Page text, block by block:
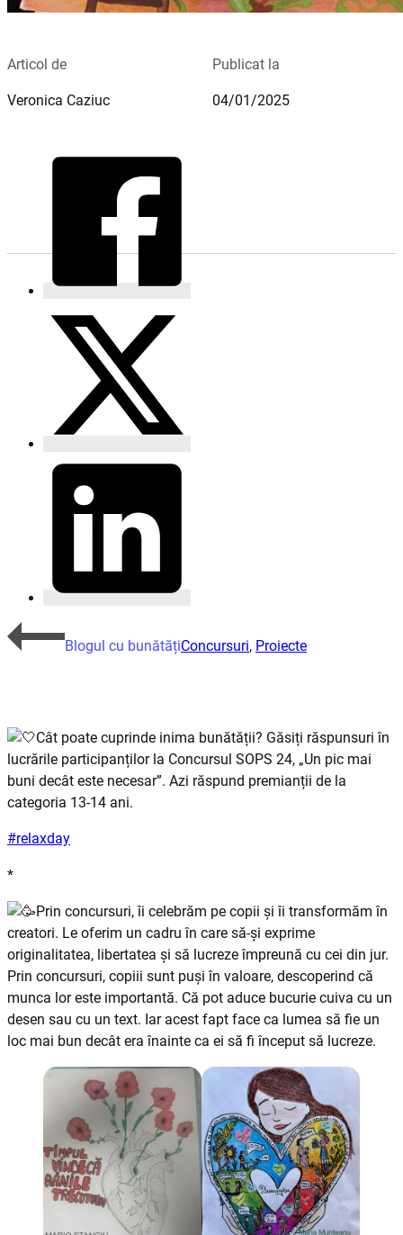
Articol de
Veronica Caziuc
Publicat la
04/01/2025
Blogul cu bunătățiConcursuri, Proiecte
Cât poate cuprinde inima bunătății? Găsiți răspunsuri în
lucrările participanților la Concursul SOPS 24, „Un pic mai
buni decât este necesar”. Azi răspund premianții de la
categoria 13-14 ani.
#relaxday
*
Prin concursuri, îi celebrăm pe copii și îi transformăm în
creatori. Le oferim un cadru în care să-şi exprime
originalitatea, libertatea şi să lucreze împreună cu cei din jur.
Prin concursuri, copiii sunt puși în valoare, descoperind că
munca lor este importantă. Că pot aduce bucurie cuiva cu un
desen sau cu un text. Iar acest fapt face ca lumea să fie un
loc mai bun decât era înainte ca ei să fi început să lucreze.